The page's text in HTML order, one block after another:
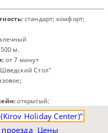
стандарт; комфорт;
м.
от 7 минут
Стол"
открытый;
Holiday Center)"
Цены